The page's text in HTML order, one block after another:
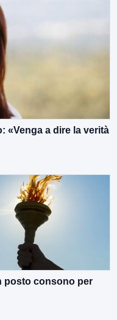
«Venga a dire la verità
posto consono per